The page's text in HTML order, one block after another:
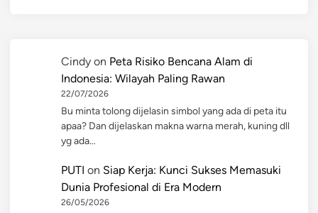
Cindy on Peta Risiko Bencana Alam di
Indonesia: Wilayah Paling Rawan
22/07/2026
Bu minta tolong dijelasin simbol yang ada di peta itu
apaa? Dan dijelaskan makna warna merah, kuning dll
yg ada…
PUTI on Siap Kerja: Kunci Sukses Memasuki
Dunia Profesional di Era Modern
26/05/2026